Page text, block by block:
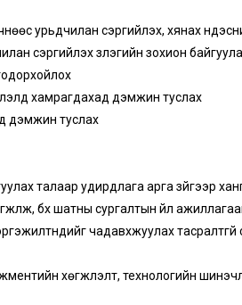
урьдчилан сэргийлэх, хянах
сэргийлэх үзлэгийн зохион
хамрагдахад дэмжин туслах
дэмжин туслах
талаар удирдлага арга зүйгээр
бүх шатны сургалтын үйл
чадавхжуулах тасралтгүй
хөгжүүлэлт, технологийн